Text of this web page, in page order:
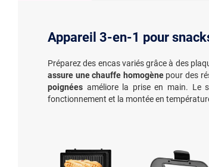
Appareil 3-en-1 pour
Préparez des encas variés grâce à des
assure une chauffe homogènepour des
poignées améliore la prise en main. Le
fonctionnement et la montée en